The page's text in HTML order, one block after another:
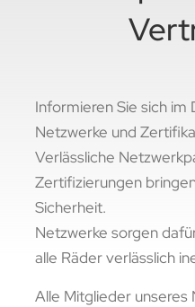
Informieren Sie sich im
Netzwerke und
Verlässliche
Zertifizierungen
Sicherheit.
Netzwerke sorgen
alle Räder verlässlich
Alle Mitglieder unseres